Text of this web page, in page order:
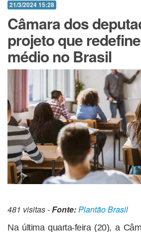
21/3/2024 15:28
Câmara dos
projeto que
médio no Brasil
481 visitas -Fonte:Plantão Brasil
Na última quarta-feira (20), a